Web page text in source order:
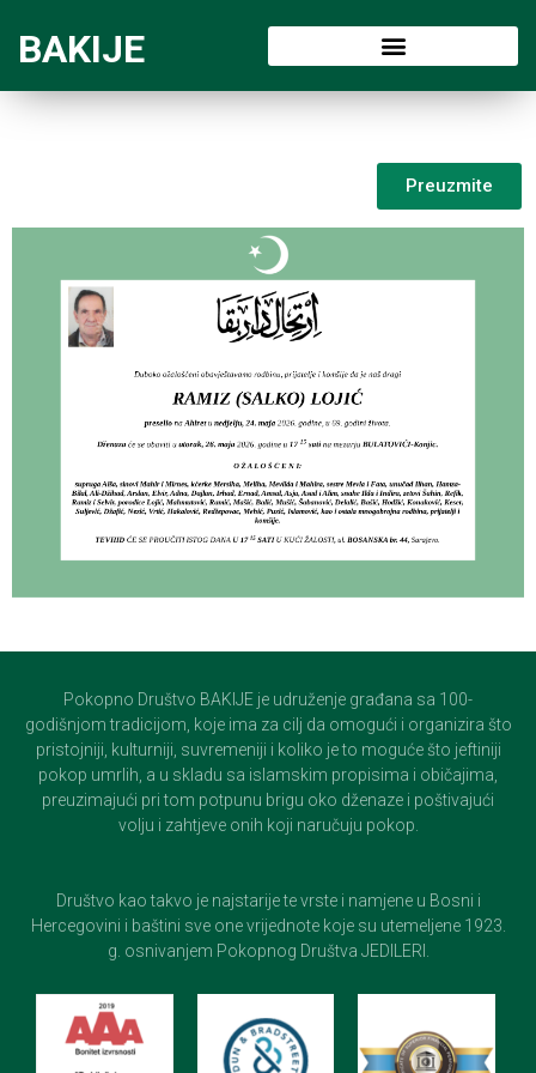
BAKIJE
Preuzmite
Pokopno Društvo BAKIJE je udruženje građana sa 100-
godišnjom tradicijom, koje ima za cilj da omogući i organizira što
pristojniji, kulturniji, suvremeniji i koliko je to moguće što jeftiniji
pokop umrlih, a u skladu sa islamskim propisima i običajima,
preuzimajući pri tom potpunu brigu oko dženaze i poštivajući
volju i zahtjeve onih koji naručuju pokop.
Društvo kao takvo je najstarije te vrste i namjene u Bosni i
Hercegovini i baštini sve one vrijednote koje su utemeljene 1923.
g. osnivanjem Pokopnog Društva JEDILERI.